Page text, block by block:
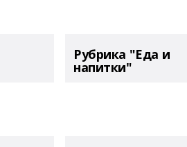
Рубрика "Еда и
напитки"